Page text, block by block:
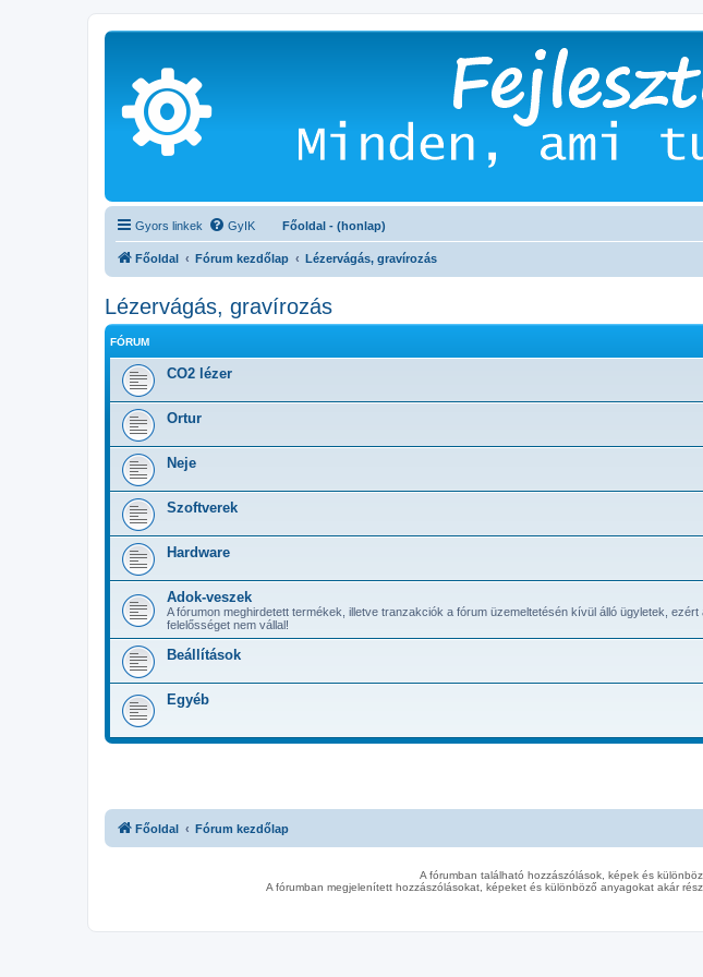
Gyors linkek GyIK Főoldal - (honlap)
Főoldal Fórum kezdőlap Lézervágás, gravírozás
Lézervágás, gravírozás
FÓRUM
CO2 lézer
Ortur
Neje
Szoftverek
Hardware
Adok-veszek
A fórumon meghirdetett termékek, illetve tranzakciók a fórum üzemeltetésén kívül álló ügyletek,
felelősséget nem vállal!
Beállítások
Egyéb
Főoldal Fórum kezdőlap
A fórumban található hozzászólások, képek és
A fórumban megjelenített hozzászólásokat, képeket és különböző anyagokat akár